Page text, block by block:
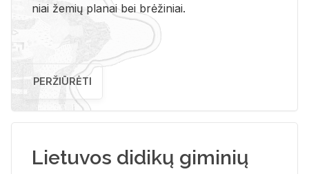
niai že­mių pla­nai bei brė­ži­niai.
PERŽIŪRĖTI
Lietuvos didikų giminių